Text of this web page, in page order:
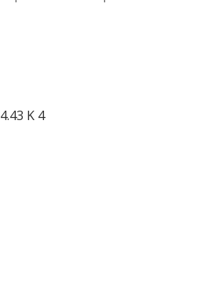
4.43 K 4